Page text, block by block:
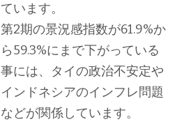
ています。
第2期の景況感指数が61.9%か
ら59.3%にまで下がっている
事には、タイの政治不安定や
インドネシアのインフレ問題
などが関係しています。